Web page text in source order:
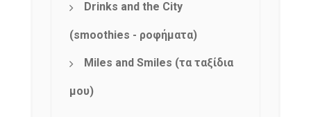
Drinks and the City
(smoothies - ροφήματα)
Miles and Smiles (τα ταξίδια
μου)